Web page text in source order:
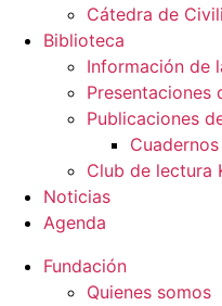
Cátedra de
Biblioteca
Información de
Presentaciones
Publicaciones
Club de lectura
Noticias
Agenda
Fundación
Quienes somos